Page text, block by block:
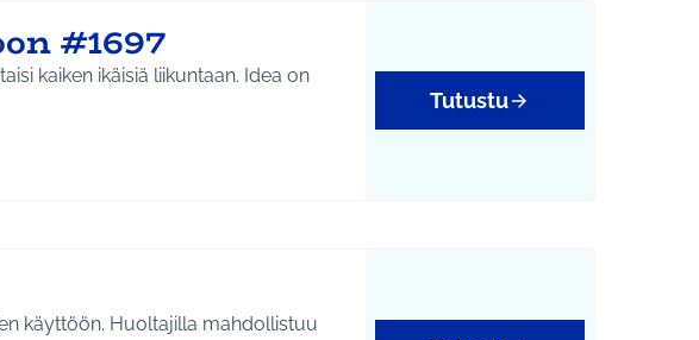
#1697
ikäisiä liikuntaan. Idea on
Tutustu
käyttöön. Huoltajilla mahdollistuu